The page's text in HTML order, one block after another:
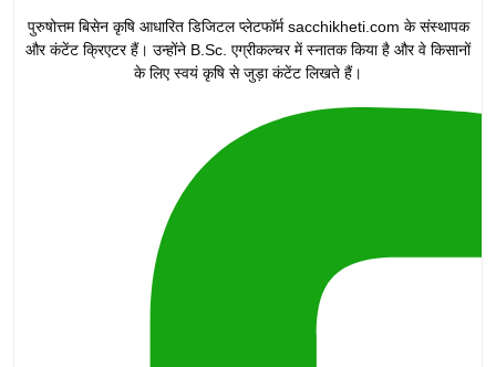
पुरुषोत्तम बिसेन कृषि आधारित डिजिटल प्लेटफॉर्म sacchikheti.com के संस्थापक
और कंटेंट क्रिएटर हैं। उन्होंने B.Sc. एग्रीकल्चर में स्नातक किया है और वे किसानों
के लिए स्वयं कृषि से जुड़ा कंटेंट लिखते हैं।